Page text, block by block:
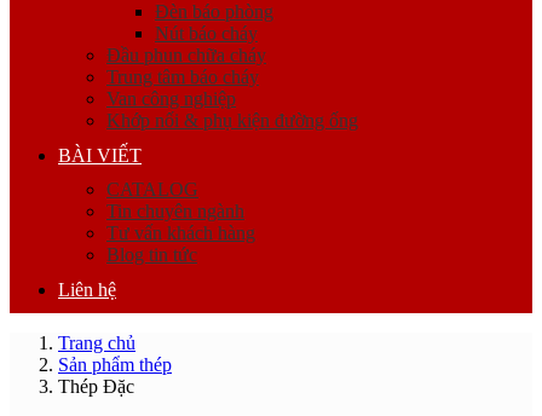
Đèn báo phòng
Nút báo cháy
Đầu phun chữa cháy
Trung tâm báo cháy
Van công nghiệp
Khớp nối & phụ kiện đường ống
BÀI VIẾT
CATALOG
Tin chuyên ngành
Tư vấn khách hàng
Blog tin tức
Liên hệ
Trang chủ
Sản phẩm thép
Thép Đặc